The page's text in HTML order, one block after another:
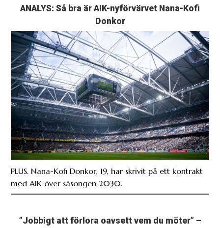
ANALYS: Så bra är AIK-nyförvärvet Nana-Kofi
Donkor
PLUS. Nana-Kofi Donkor, 19, har skrivit på ett kontrakt
med AIK över säsongen 2030.
”Jobbigt att förlora oavsett vem du möter” –